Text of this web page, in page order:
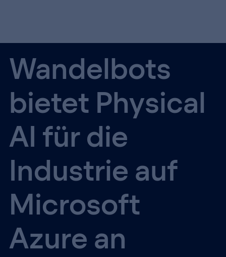
Wandelbots
bietet Physical
AI für die
Industrie auf
Microsoft
Azure an